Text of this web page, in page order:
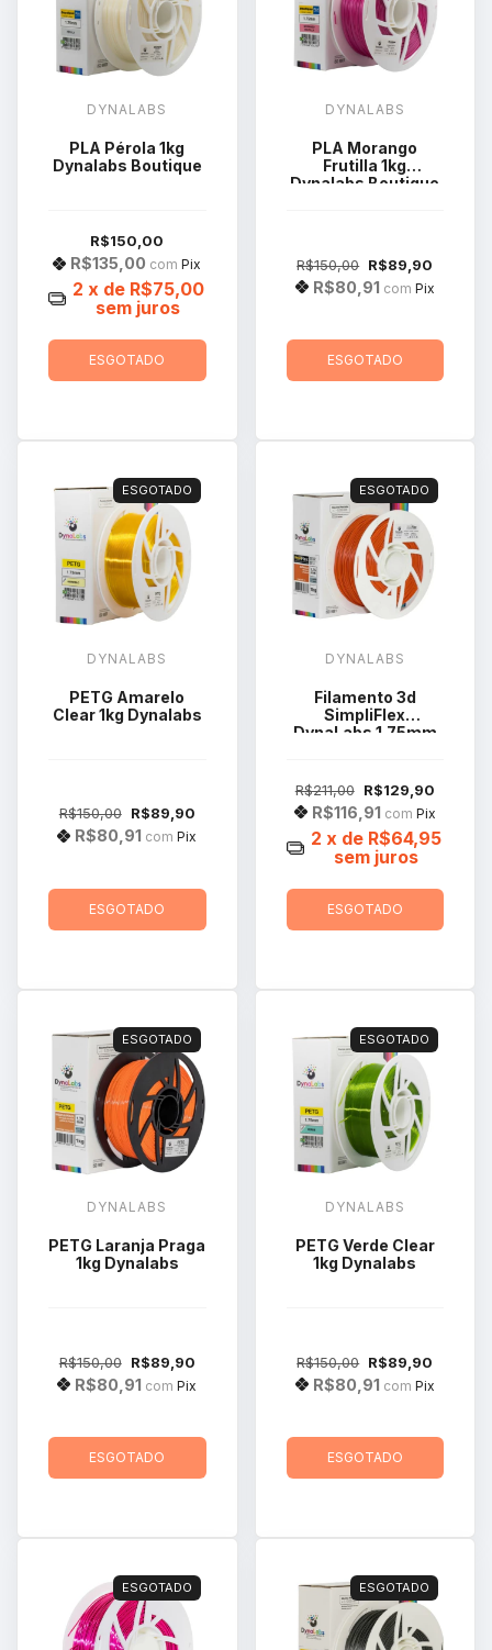
DYNALABS
PLA Pérola 1kg
Dynalabs Boutique
R$150,00
R$135,00 com Pix
2 x de R$75,00
sem juros
ESGOTADO
DYNALABS
PLA Morango
Frutilla 1kg
Dynalabs Boutique
R$150,00 R$89,90
R$80,91 com Pix
ESGOTADO
ESGOTADO
DYNALABS
PETG Amarelo
Clear 1kg Dynalabs
R$150,00 R$89,90
R$80,91 com Pix
ESGOTADO
ESGOTADO
DYNALABS
Filamento 3d
SimpliFlex
DynaLabs 1.75mm
R$211,00 R$129,90
R$116,91 com Pix
2 x de R$64,95
sem juros
ESGOTADO
ESGOTADO
DYNALABS
PETG Laranja Praga
1kg Dynalabs
R$150,00 R$89,90
R$80,91 com Pix
ESGOTADO
ESGOTADO
DYNALABS
PETG Verde Clear
1kg Dynalabs
R$150,00 R$89,90
R$80,91 com Pix
ESGOTADO
ESGOTADO ESGOTADO